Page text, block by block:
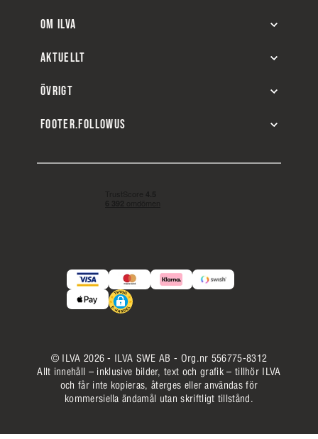
OM ILVA
AKTUELLT
ÖVRIGT
FOOTER.FOLLOWUS
© ILVA 2026 - ILVA SWE AB - Org.nr 556775-8312
Allt innehåll – inklusive bilder, text och grafik – tillhör ILVA
och får inte kopieras, återges eller användas för
kommersiella ändamål utan skriftligt tillstånd.